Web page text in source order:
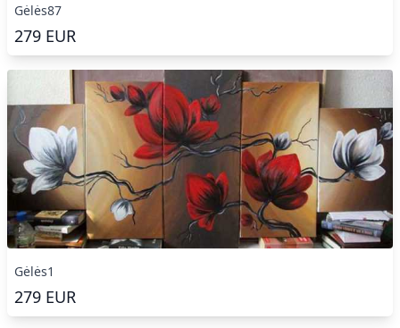
Gėlės87
279 EUR
Gėlės1
279 EUR